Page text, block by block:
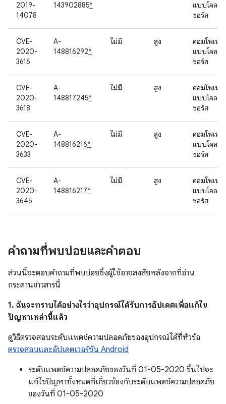
2019-
14078
143902885*
แบบโคลส
ซอร์ส
CVE-
2020-
3616
A-
148816292*
ไม่มี สูง
คอมโพเนน
แบบโคลส
ซอร์ส
CVE-
2020-
3618
A-
148817245*
ไม่มี สูง
คอมโพเนน
แบบโคลส
ซอร์ส
CVE-
2020-
3633
A-
148816216*
ไม่มี สูง
คอมโพเนน
แบบโคลส
ซอร์ส
CVE-
2020-
3645
A-
148816217*
ไม่มี สูง
คอมโพเนน
แบบโคลส
ซอร์ส
คำถามที่พบบ่อยและคำตอบ
ส่วนนี้จะตอบคำถามที่พบบ่อยซึ่งผู้ใช้อาจสงสัยหลังจากที่อ่าน
กระดานข่าวสารนี้
1. ฉันจะทราบได้อย่างไรว่าอุปกรณ์ได้รับการอัปเดตเพื่อแก้ไข
ปัญหาเหล่านี้แล้ว
ดูวิธีตรวจสอบระดับแพตช์ความปลอดภัยของอุปกรณ์ได้ที่หัวข้อ
ตรวจสอบและอัปเดตเวอร์ชัน Android
ระดับแพตช์ความปลอดภัยของวันที่ 01-05-2020 ขึ้นไปจะ
แก้ไขปัญหาทั้งหมดที่เกี่ยวข้องกับระดับแพตช์ความปลอดภัย
ของวันที่ 01-05-2020